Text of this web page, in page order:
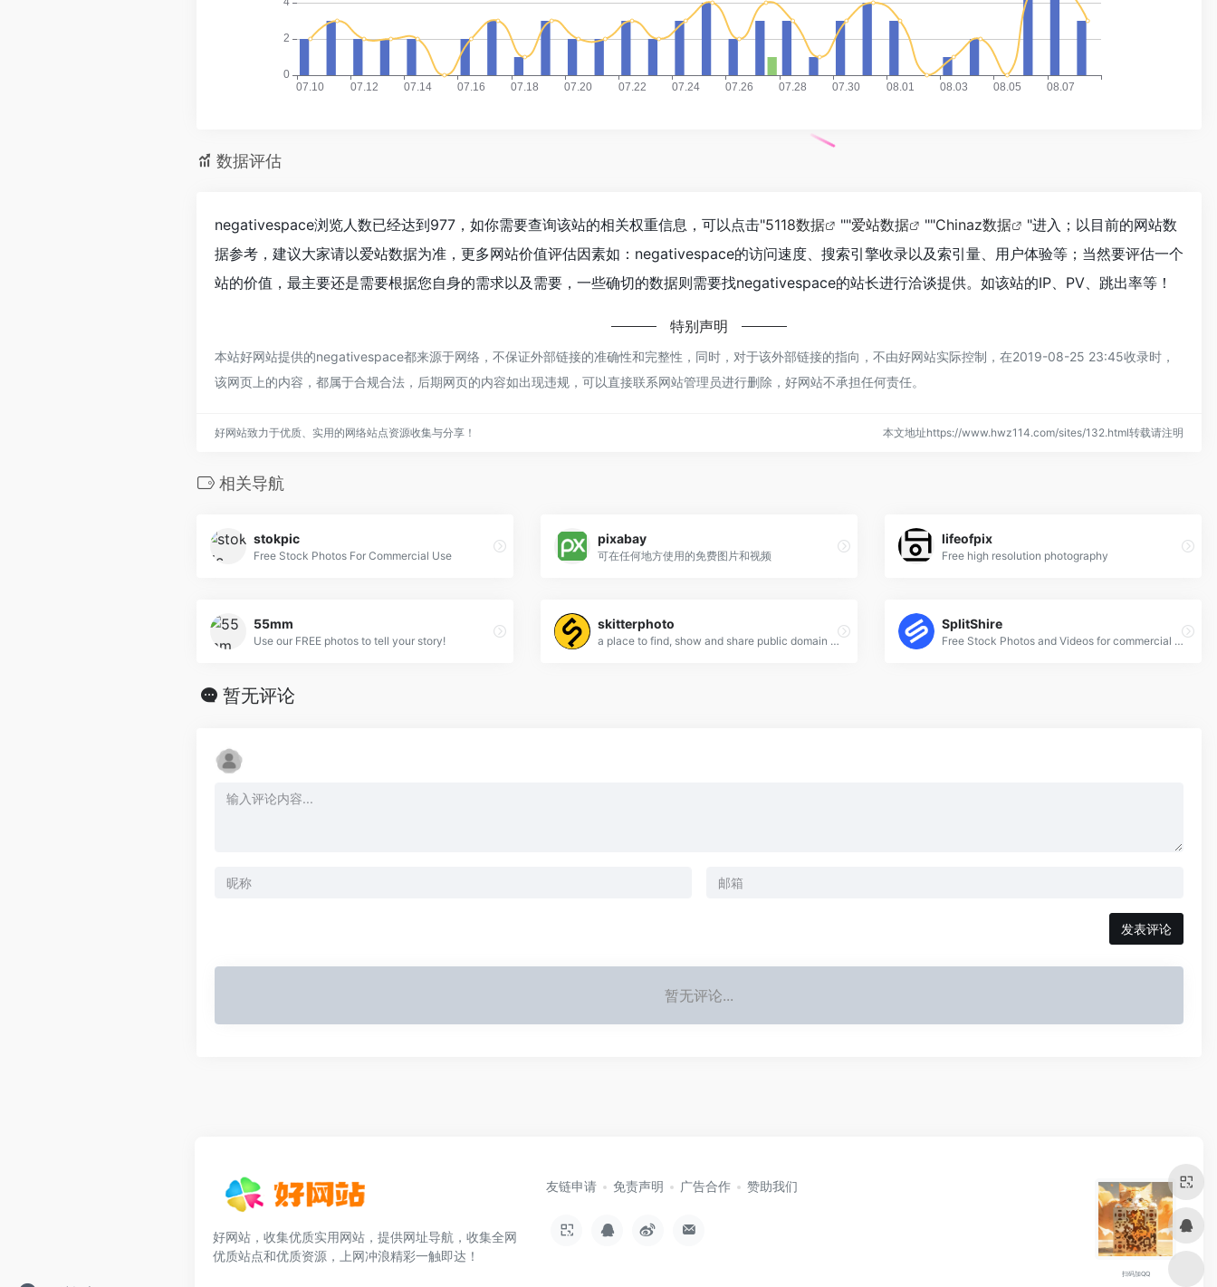
数据评估
negativespace浏览人数已经达到977，如你需要查询该站的相关权重信息，可以点击"5118数据 ""爱站数据 ""Chinaz数据
"进入；以目前的网站数
据参考，建议大家请以爱站数据为准，更多网站价值评估因素如：negativespace的访问速度、搜索引擎收录以及索引量、用户体验等；当然要评估一个
站的价值，最主要还是需要根据您自身的需求以及需要，一些确切的数据则需要找negativespace的站长进行洽谈提供。如该站的IP、PV、跳出率等！
特别声明
本站好网站提供的negativespace都来源于网络，不保证外部链接的准确性和完整性，同时，对于该外部链接的指向，不由好网站实际控制，在2019-08-25 23:45收录时，
该网页上的内容，都属于合规合法，后期网页的内容如出现违规，可以直接联系网站管理员进行删除，好网站不承担任何责任。
好网站致力于优质、实用的网络站点资源收集与分享！ 本文地址https://www.hwz114.com/sites/132.html转载请注明
相关导航
stokpic
Free Stock Photos For Commercial Use
pixabay
可在任何地方使用的免费图片和视频
lifeofpix
Free high resolution photography
55mm
Use our FREE photos to tell your story!
skitterphoto
a place to find, show and share public domain photos
SplitShire
Free Stock Photos and Videos for commercial use.
暂无评论
发表评论
暂无评论...
好网站，收集优质实用网站，提供网址导航，收集全网
优质站点和优质资源，上网冲浪精彩一触即达！
友链申请 免责声明 广告合作 赞助我们
扫码加QQ